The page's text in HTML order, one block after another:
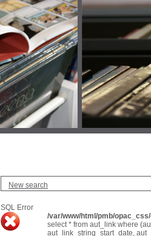
New search
SQL Error
/var/www/html/pmb/
select * from aut_link where
aut_link_string_start_date,